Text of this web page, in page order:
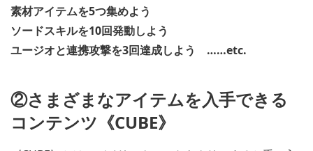
素材アイテムを5つ集めよう
ソードスキルを10回発動しよう
ユージオと連携攻撃を3回達成しよう ……etc.
②さまざまなアイテムを入手できる
コンテンツ《CUBE》